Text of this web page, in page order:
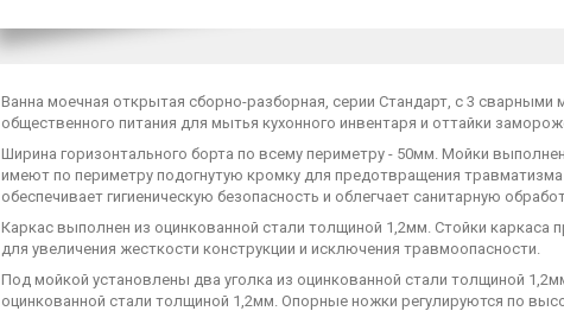
Ванна моечная открытая сборно-разборная, серии Стандарт, с 3
общественного питания для мытья кухонного инвентаря и оттайки
Ширина горизонтального борта по всему периметру - 50мм. Мойки
имеют по периметру подогнутую кромку для предотвращения
обеспечивает гигиеническую безопасность и облегчает санитарную
Каркас выполнен из оцинкованной стали толщиной 1,2мм. Стойки
для увеличения жесткости конструкции и исключения травмоопасности.
Под мойкой установлены два уголка из оцинкованной стали толщиной
оцинкованной стали толщиной 1,2мм. Опорные ножки регулируются по